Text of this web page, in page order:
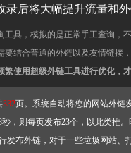
具，模拟的是正常手工查询，
要结合普通的外链以及友情链
繁使用超级外链工具进行优化，
332页。系统自动将您的网站外链
，则每页发布23个，以此类推
布外链，对于一些垃圾网站
录后将大幅提升流量和外